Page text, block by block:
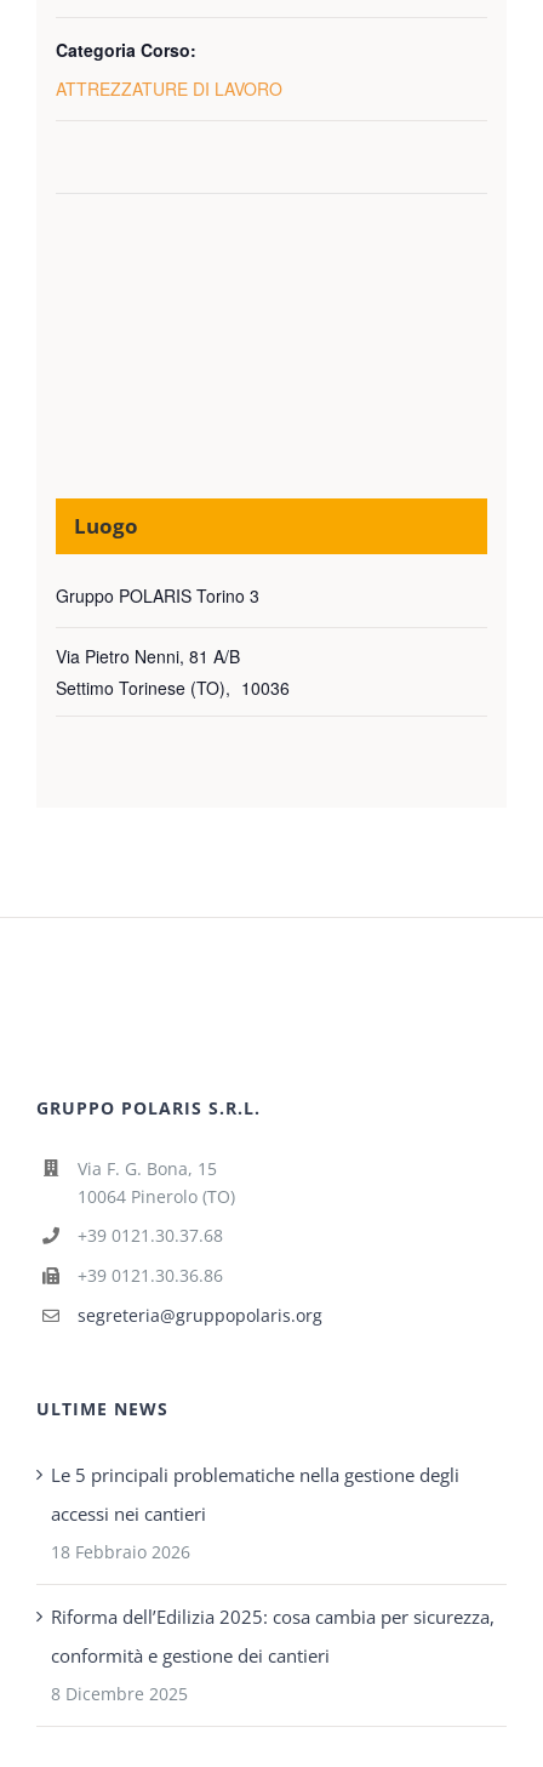
Categoria Corso:
ATTREZZATURE DI LAVORO
Luogo
Gruppo POLARIS Torino 3
Via Pietro Nenni, 81 A/B
Settimo Torinese (TO), 10036
GRUPPO POLARIS S.R.L.
Via F. G. Bona, 15
10064 Pinerolo (TO)
+39 0121.30.37.68
+39 0121.30.36.86
segreteria@gruppopolaris.org
ULTIME NEWS
Le 5 principali problematiche nella gestione degli
accessi nei cantieri
18 Febbraio 2026
Riforma dell’Edilizia 2025: cosa cambia per sicurezza,
conformità e gestione dei cantieri
8 Dicembre 2025